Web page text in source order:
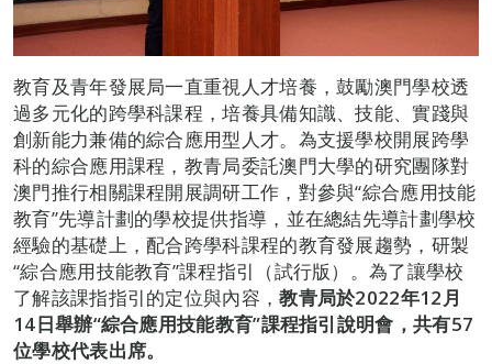
教育及青年發展局一直重視人才培養，鼓勵澳門學校透
過多元化的跨學科課程，培養具備知識、技能、實踐與
創新能力兼備的綜合應用型人才。為支援學校開展跨學
科的綜合應用課程，教青局委託澳門大學的研究團隊對
澳門推行相關課程開展調研工作，對參與“綜合應用技能
教育”先導計劃的學校提供指導，並在總結先導計劃學校
經驗的基礎上，配合跨學科課程的教育發展趨勢，研製
“綜合應用技能教育”課程指引（試行版）。為了讓學校
了解該課指指引的定位與內容，教青局於2022年12月
14日舉辦“綜合應用技能教育”課程指引說明會，共有57
位學校代表出席。